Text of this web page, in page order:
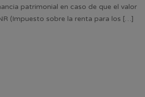
patrimonial en caso de que el valor
(Impuesto sobre la renta para los […]